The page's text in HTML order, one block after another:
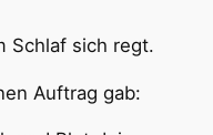
Schlaf sich regt.
Auftrag gab: